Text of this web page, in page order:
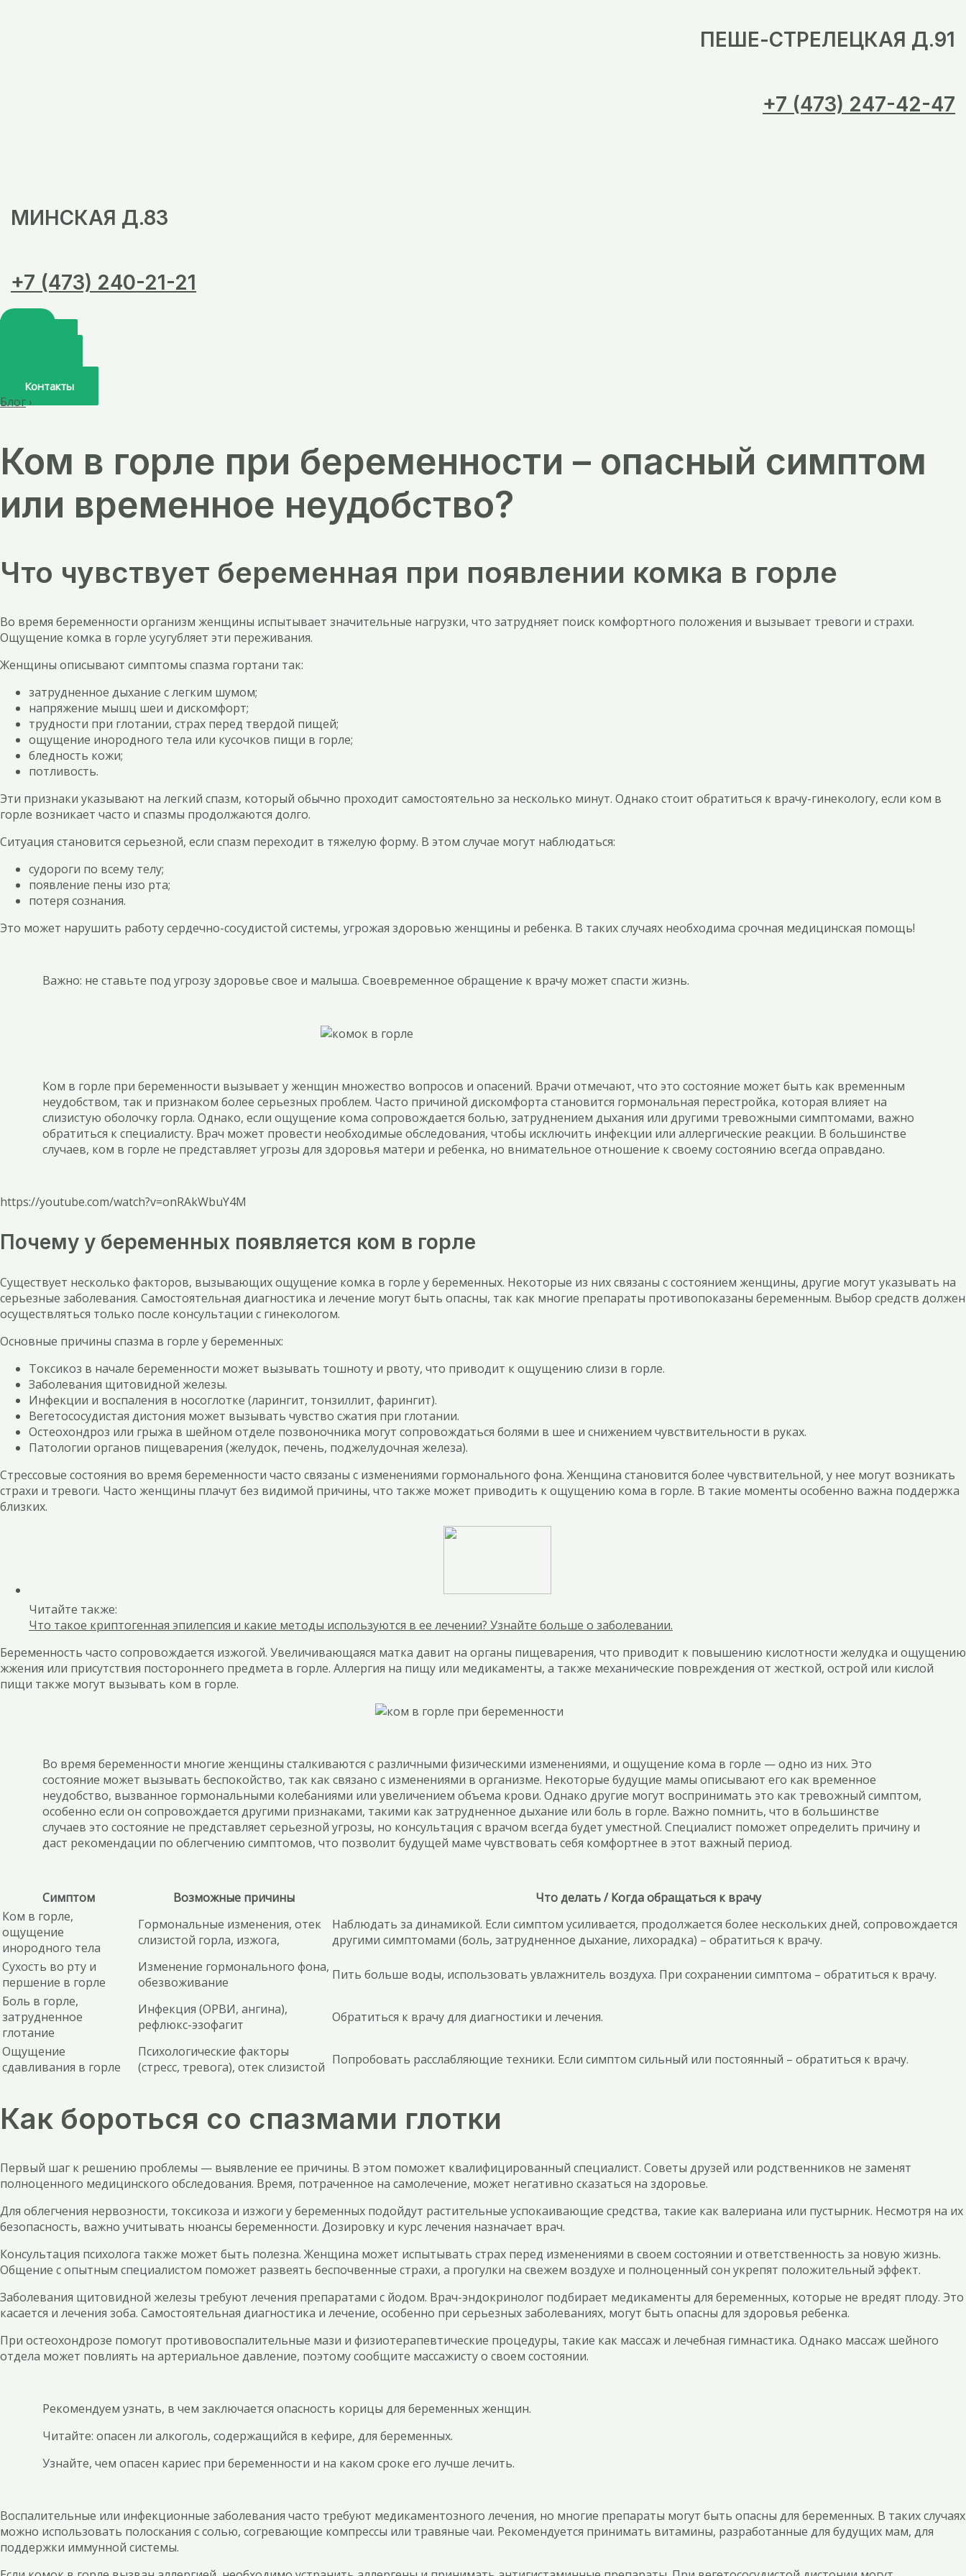
ПЕШЕ-СТРЕЛЕЦКАЯ Д.91
+7 (473) 247-42-47
МИНСКАЯ Д.83
+7 (473) 240-21-21
Контакты
Блог›
Ком в горле при беременности – опасный симптом
или временное неудобство?
Что чувствует беременная при появлении комка в горле
Во время беременности организм женщины испытывает значительные нагрузки, что затрудняет поиск комфортного положения и вызывает тревоги и страхи.
Ощущение комка в горле усугубляет эти переживания.
Женщины описывают симптомы спазма гортани так:
затрудненное дыхание с легким шумом;
напряжение мышц шеи и дискомфорт;
трудности при глотании, страх перед твердой пищей;
ощущение инородного тела или кусочков пищи в горле;
бледность кожи;
потливость.
Эти признаки указывают на легкий спазм, который обычно проходит самостоятельно за несколько минут. Однако стоит обратиться к врачу-гинекологу, если ком в
горле возникает часто и спазмы продолжаются долго.
Ситуация становится серьезной, если спазм переходит в тяжелую форму. В этом случае могут наблюдаться:
судороги по всему телу;
появление пены изо рта;
потеря сознания.
Это может нарушить работу сердечно-сосудистой системы, угрожая здоровью женщины и ребенка. В таких случаях необходима срочная медицинская помощь!
Важно: не ставьте под угрозу здоровье свое и малыша. Своевременное обращение к врачу может спасти жизнь.
Ком в горле при беременности вызывает у женщин множество вопросов и опасений. Врачи отмечают, что это состояние может быть как временным
неудобством, так и признаком более серьезных проблем. Часто причиной дискомфорта становится гормональная перестройка, которая влияет на
слизистую оболочку горла. Однако, если ощущение кома сопровождается болью, затруднением дыхания или другими тревожными симптомами, важно
обратиться к специалисту. Врач может провести необходимые обследования, чтобы исключить инфекции или аллергические реакции. В большинстве
случаев, ком в горле не представляет угрозы для здоровья матери и ребенка, но внимательное отношение к своему состоянию всегда оправдано.
https://youtube.com/watch?v=onRAkWbuY4M
Почему у беременных появляется ком в горле
Существует несколько факторов, вызывающих ощущение комка в горле у беременных. Некоторые из них связаны с состоянием женщины, другие могут указывать на
серьезные заболевания. Самостоятельная диагностика и лечение могут быть опасны, так как многие препараты противопоказаны беременным. Выбор средств должен
осуществляться только после консультации с гинекологом.
Основные причины спазма в горле у беременных:
Токсикоз в начале беременности может вызывать тошноту и рвоту, что приводит к ощущению слизи в горле.
Заболевания щитовидной железы.
Инфекции и воспаления в носоглотке (ларингит, тонзиллит, фарингит).
Вегетососудистая дистония может вызывать чувство сжатия при глотании.
Остеохондроз или грыжа в шейном отделе позвоночника могут сопровождаться болями в шее и снижением чувствительности в руках.
Патологии органов пищеварения (желудок, печень, поджелудочная железа).
Стрессовые состояния во время беременности часто связаны с изменениями гормонального фона. Женщина становится более чувствительной, у нее могут возникать
страхи и тревоги. Часто женщины плачут без видимой причины, что также может приводить к ощущению кома в горле. В такие моменты особенно важна поддержка
близких.
Читайте также:
Что такое криптогенная эпилепсия и какие методы используются в ее лечении? Узнайте больше о заболевании.
Беременность часто сопровождается изжогой. Увеличивающаяся матка давит на органы пищеварения, что приводит к повышению кислотности желудка и ощущению
жжения или присутствия постороннего предмета в горле. Аллергия на пищу или медикаменты, а также механические повреждения от жесткой, острой или кислой
пищи также могут вызывать ком в горле.
Во время беременности многие женщины сталкиваются с различными физическими изменениями, и ощущение кома в горле — одно из них. Это
состояние может вызывать беспокойство, так как связано с изменениями в организме. Некоторые будущие мамы описывают его как временное
неудобство, вызванное гормональными колебаниями или увеличением объема крови. Однако другие могут воспринимать это как тревожный симптом,
особенно если он сопровождается другими признаками, такими как затрудненное дыхание или боль в горле. Важно помнить, что в большинстве
случаев это состояние не представляет серьезной угрозы, но консультация с врачом всегда будет уместной. Специалист поможет определить причину и
даст рекомендации по облегчению симптомов, что позволит будущей маме чувствовать себя комфортнее в этот важный период.
Симптом Возможные причины
Что делать / Когда обращаться к врачу
Ком в горле,
ощущение
инородного тела
Гормональные изменения, отек
слизистой горла, изжога,
Наблюдать за динамикой. Если симптом усиливается, продолжается более нескольких дней, сопровождается
другими симптомами (боль, затрудненное дыхание, лихорадка) – обратиться к врачу.
Сухость во рту и
першение в горле
Изменение гормонального фона,
обезвоживание
Пить больше воды, использовать увлажнитель воздуха. При сохранении симптома – обратиться к врачу.
Боль в горле,
затрудненное
глотание
Инфекция (ОРВИ, ангина),
рефлюкс-эзофагит
Обратиться к врачу для диагностики и лечения.
Ощущение
сдавливания в горле
Психологические факторы
(стресс, тревога), отек слизистой Попробовать расслабляющие техники. Если симптом сильный или постоянный – обратиться к врачу.
Как бороться со спазмами глотки
Первый шаг к решению проблемы — выявление ее причины. В этом поможет квалифицированный специалист. Советы друзей или родственников не заменят
полноценного медицинского обследования. Время, потраченное на самолечение, может негативно сказаться на здоровье.
Для облегчения нервозности, токсикоза и изжоги у беременных подойдут растительные успокаивающие средства, такие как валериана или пустырник. Несмотря на их
безопасность, важно учитывать нюансы беременности. Дозировку и курс лечения назначает врач.
Консультация психолога также может быть полезна. Женщина может испытывать страх перед изменениями в своем состоянии и ответственность за новую жизнь.
Общение с опытным специалистом поможет развеять беспочвенные страхи, а прогулки на свежем воздухе и полноценный сон укрепят положительный эффект.
Заболевания щитовидной железы требуют лечения препаратами с йодом. Врач-эндокринолог подбирает медикаменты для беременных, которые не вредят плоду. Это
касается и лечения зоба. Самостоятельная диагностика и лечение, особенно при серьезных заболеваниях, могут быть опасны для здоровья ребенка.
При остеохондрозе помогут противовоспалительные мази и физиотерапевтические процедуры, такие как массаж и лечебная гимнастика. Однако массаж шейного
отдела может повлиять на артериальное давление, поэтому сообщите массажисту о своем состоянии.
Рекомендуем узнать, в чем заключается опасность корицы для беременных женщин.
Читайте: опасен ли алкоголь, содержащийся в кефире, для беременных.
Узнайте, чем опасен кариес при беременности и на каком сроке его лучше лечить.
Воспалительные или инфекционные заболевания часто требуют медикаментозного лечения, но многие препараты могут быть опасны для беременных. В таких случаях
можно использовать полоскания с солью, согревающие компрессы или травяные чаи. Рекомендуется принимать витамины, разработанные для будущих мам, для
поддержки иммунной системы.